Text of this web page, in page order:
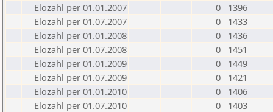
Elozahl per 01.01.2007
0
1396
Elozahl per 01.07.2007
0
1433
Elozahl per 01.01.2008
0
1436
Elozahl per 01.07.2008
0
1451
Elozahl per 01.01.2009
0
1449
Elozahl per 01.07.2009
0
1421
Elozahl per 01.01.2010
0
1406
Elozahl per 01.07.2010
0
1403